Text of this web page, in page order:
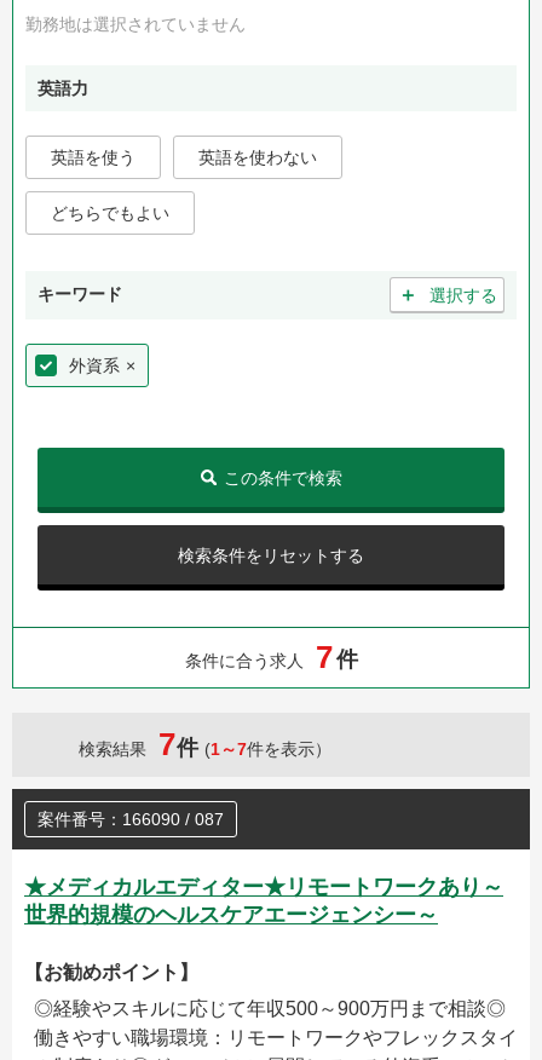
勤務地は選択されていません
英語力
英語を使う 英語を使わない
どちらでもよい
キーワード ＋ 選択する
外資系 ×
検索条件をリセットする
この条件で検索
条件に合う求人 7件
検索結果 7件 (1～7件を表示）
案件番号：166090 / 087
★メディカルエディター★リモートワークあり～
世界的規模のヘルスケアエージェンシー～
【お勧めポイント】
◎経験やスキルに応じて年収500～900万円まで相談◎
働きやすい職場環境：リモートワークやフレックスタイ